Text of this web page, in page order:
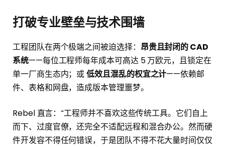
打破专业壁垒与技术围墙
工程团队在两个极端之间被迫选择： 昂贵且封闭的 CAD
系统——每位工程师每年成本可高达 5 万欧元，且锁定在
单一厂商生态内；或低效且混乱的权宜之计——依赖邮
件、表格和网盘，造成版本管理噩梦。
Rebel 直言：“工程师并不喜欢这些传统工具。它们自上
而下、过度官僚，还完全不适配远程和混合办公。然而硬
件开发容不得任何错误，于是团队不得不花大量时间仅仅